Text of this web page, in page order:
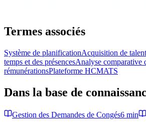
Termes associés
Système de planificationAcquisition de
temps et des présencesAnalyse comparative
rémunérationsPlateforme HCMATS
Dans la base de
Gestion des Demandes de Congés6 min